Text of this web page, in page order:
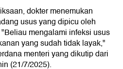
dokter menemukan
usus yang dipicu oleh
mengalami infeksi usus
yang sudah tidak layak,"
menteri yang dikutip dari
(21/7/2025).